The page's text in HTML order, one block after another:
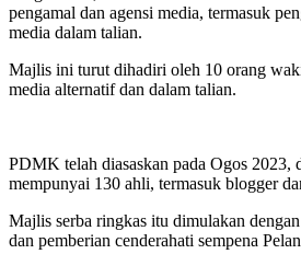
pengamal dan agensi media, termasuk
media dalam talian.
Majlis ini turut dihadiri oleh 10 orang
media alternatif dan dalam talian.
PDMK telah diasaskan pada Ogos 2023,
mempunyai 130 ahli, termasuk blogger
Majlis serba ringkas itu dimulakan
dan pemberian cenderahati sempena